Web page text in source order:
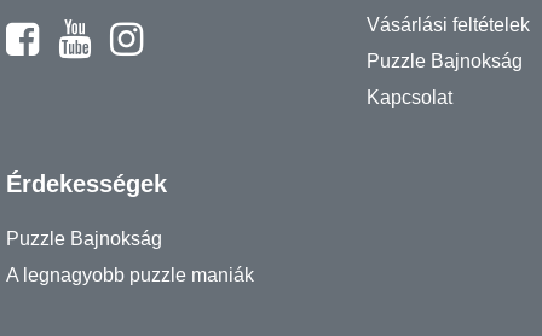
Vásárlási feltételek
Puzzle Bajnokság
Kapcsolat
Érdekességek
Puzzle Bajnokság
A legnagyobb puzzle maniák